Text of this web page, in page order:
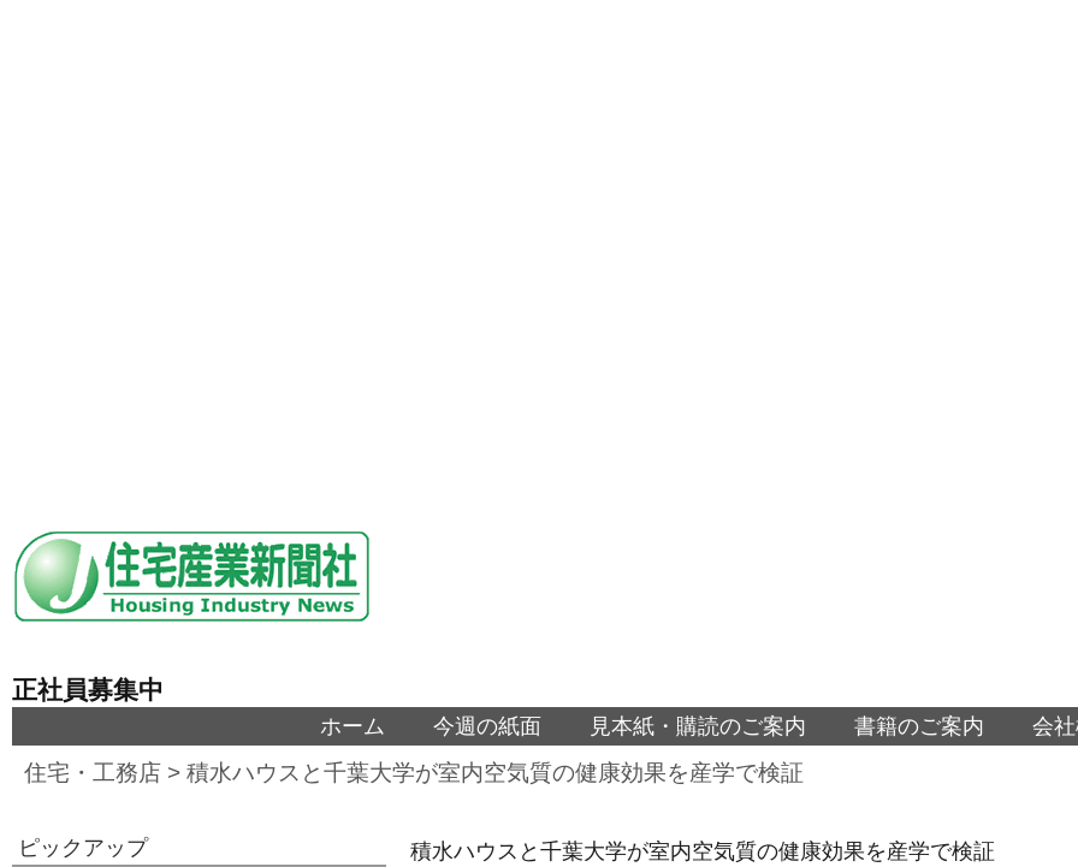
正社員募集中
ホーム 今週の紙面 見本紙・購読のご案内 書籍のご案内 会
住宅・工務店 > 積水ハウスと千葉大学が室内空気質の健康効果を産学で検証
積水ハウスと千葉大学が室内空気質の健康効果を産学で検証
ピックアップ